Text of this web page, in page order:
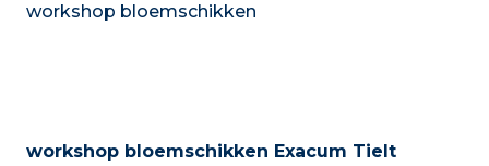
workshop bloemschikken
workshop bloemschikken Exacum Tielt